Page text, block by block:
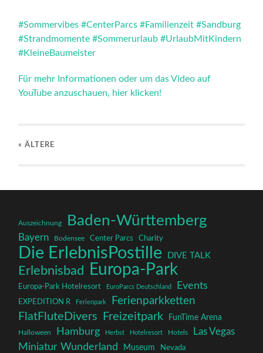
#Sommervibes #CenterParcs #Familienzeit #Sandburg
#Strandmomente #Sommerurlaub #UrlaubMitKindern
#KleineBaumeister
Für mehr Informationen oder um das Video auf
YouTube anzuschauen, hier klicken!
« ÄLTERE
Auszeichnung Baden-Württemberg
Bayern Bodensee Center Parcs Charity
Die ErlebnisPostille DIVE TALK
Erlebnisbad Europa-Park
Europa-Park Hotelresort EuroParcs Deutschland Events
EXPEDITION R Ferienpark Ferienparkketten
FlatFluteDivers Freizeitpark FunTime Arena
Halloween Hamburg Herbst Hotelresort Hotels
Las Vegas
Miniatur Wunderland
Museum Nevada